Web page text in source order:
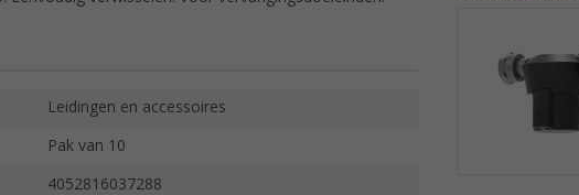
Leidingen en accessoires
Pak van 10
4052816037288